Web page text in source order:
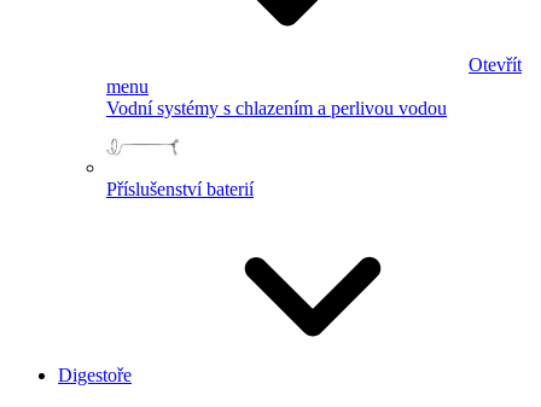
Otevřít
menu
Vodní systémy s chlazením a perlivou vodou
Příslušenství baterií
Digestoře